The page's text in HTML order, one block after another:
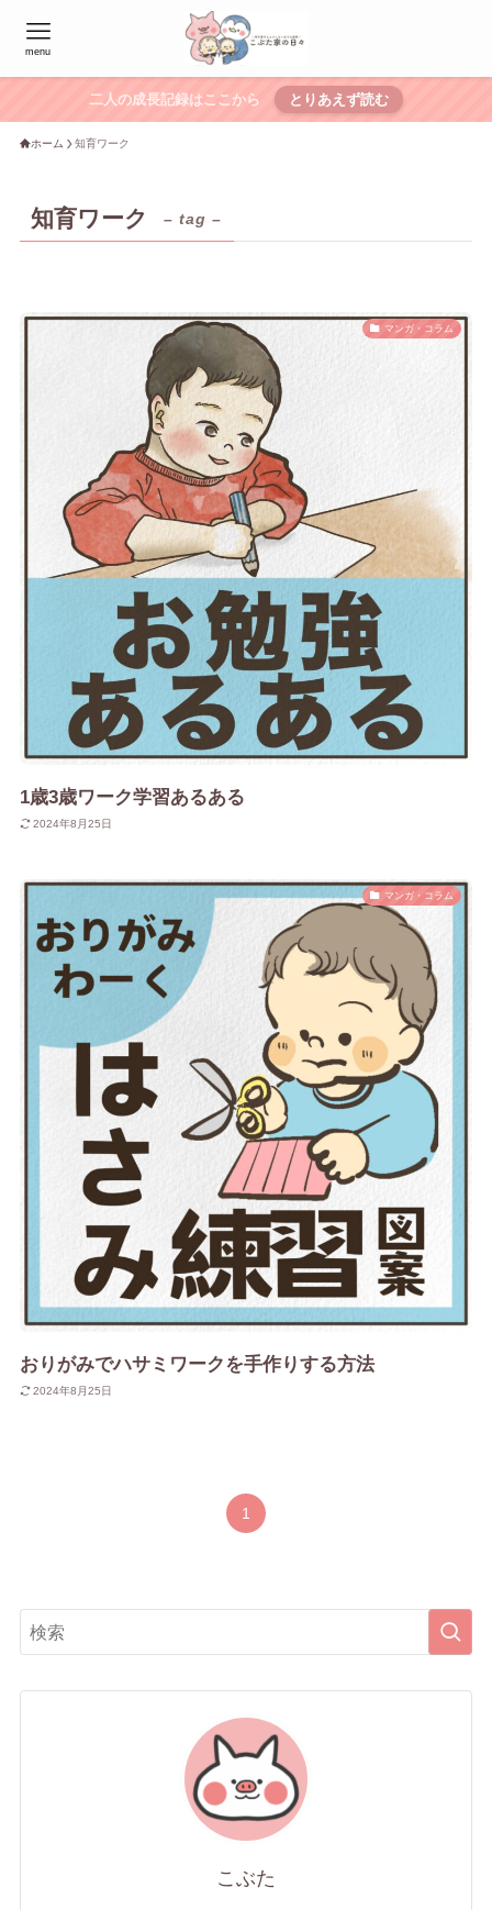
menu
二人の成長記録はここから とりあえず読む
ホーム 知育ワーク
知育ワーク – tag –
マンガ・コラム
1歳3歳ワーク学習あるある
2024年8月25日
マンガ・コラム
おりがみでハサミワークを手作りする方法
2024年8月25日
1
こぶた